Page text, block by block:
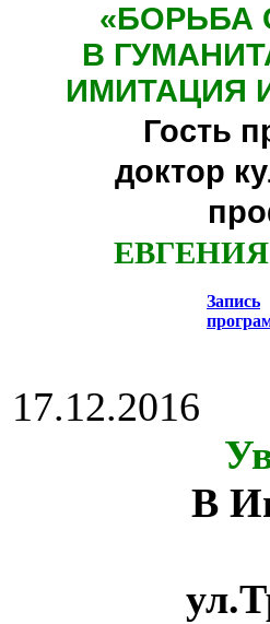
«БОРЬБА
В
ИМИТАЦИЯ
Гость
доктор
Запись
17.12.2016
В